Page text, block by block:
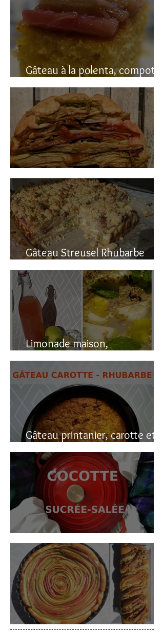
Gâteau à la polenta, compotée
de rhubarbe (sans gluten)
Gâteau renversé à la rhubarbe
Gâteau Streusel Rhubarbe
Pomme, facile et hyper bon!
Limonade maison,
naturellement pétillante!!!
Gâteau printanier, carotte et
rhubarbe
Cocotte sucrée-salée